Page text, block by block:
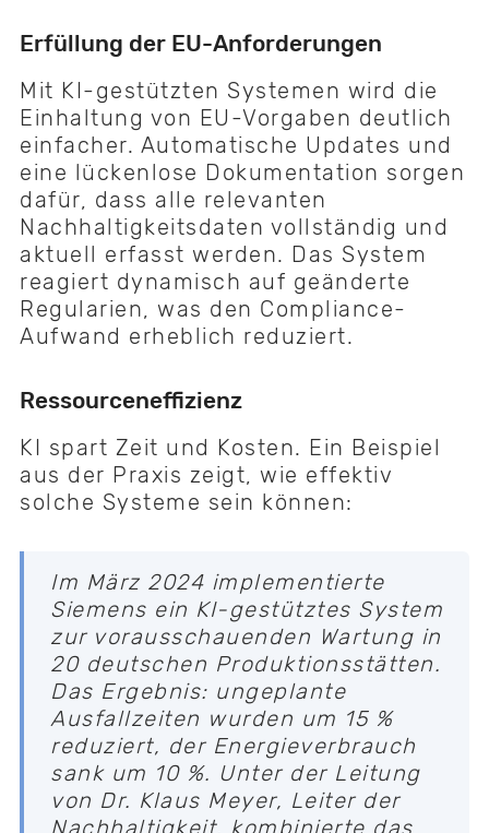
Erfüllung der EU-Anforderungen
Mit KI-gestützten Systemen wird die
Einhaltung von EU-Vorgaben deutlich
einfacher. Automatische Updates und
eine lückenlose Dokumentation sorgen
dafür, dass alle relevanten
Nachhaltigkeitsdaten vollständig und
aktuell erfasst werden. Das System
reagiert dynamisch auf geänderte
Regularien, was den Compliance-
Aufwand erheblich reduziert.
Ressourceneffizienz
KI spart Zeit und Kosten. Ein Beispiel
aus der Praxis zeigt, wie effektiv
solche Systeme sein können:
Im März 2024 implementierte
Siemens ein KI-gestütztes System
zur vorausschauenden Wartung in
20 deutschen Produktionsstätten.
Das Ergebnis: ungeplante
Ausfallzeiten wurden um 15 %
reduziert, der Energieverbrauch
sank um 10 %. Unter der Leitung
von Dr. Klaus Meyer, Leiter der
Nachhaltigkeit, kombinierte das